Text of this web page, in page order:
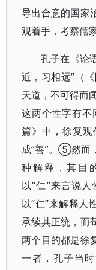
导出合意的国家
观着手，考察儒
孔子在《论
近，习相远”（
天道，不可得而
这两个性字有不
篇》中，徐复
成“善”。⑤然而
种解释，其目
以“仁”来言说
以“仁”来解释人
承续其正统，而
两个目的都是徐
一者，孔子当